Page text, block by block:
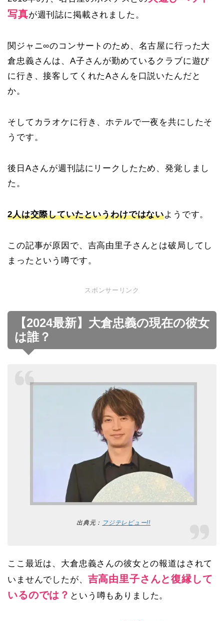
写真が週刊誌に掲載されました。
関ジャニ∞のコンサートのため、名古屋に行った大
倉忠義さんは、A子さんが勤めているクラブに遊び
に行き、接客してくれたAさんを口説いたんだと
か。
そしてカラオケに行き、ホテルで一夜を共にしたそ
うです。
後日Aさんが週刊誌にリークしたため、発覚しまし
た。
2人は交際していたというわけではないようです。
この記事が原因で、吉高由里子さんとは破局してし
まったという噂です。
スポンサーリンク
【2024最新】大倉忠義の現在の彼女
は誰？
出典元： フジテレビュー!!
ここ最近は、大倉忠義さんの彼女との報道はされて
いませんでしたが、 吉高由里子さんと復縁して
いるのでは？ という噂もありました。